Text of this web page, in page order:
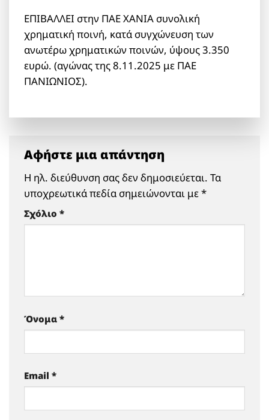
ΕΠΙΒΑΛΛΕΙ στην ΠΑΕ ΧΑΝΙΑ συνολική
χρηματική ποινή, κατά συγχώνευση των
ανωτέρω χρηματικών ποινών, ύψους 3.350
ευρώ. (αγώνας της 8.11.2025 με ΠΑΕ
ΠΑΝΙΩΝΙΟΣ).
Αφήστε μια απάντηση
Η ηλ. διεύθυνση σας δεν δημοσιεύεται. Τα
υποχρεωτικά πεδία σημειώνονται με*
Σχόλιο *
Όνομα *
Email *